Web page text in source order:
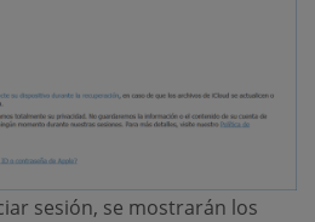
sesión, se mostrarán los